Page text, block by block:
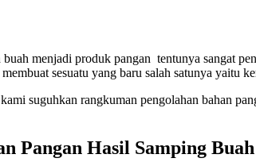
buah menjadi produk pangan tentunya sangat
sesuatu yang baru salah satunya yaitu
suguhkan rangkuman pengolahan bahan
Pangan Hasil Samping Buah